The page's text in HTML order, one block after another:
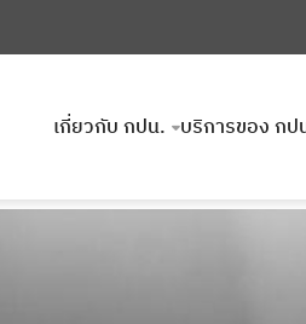
เกี่ยวกับ กปน. บริการของ กป